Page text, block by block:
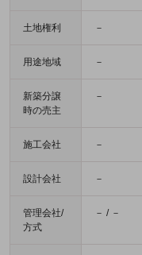
土地権利 －
用途地域 －
新築分譲
時の売主
－
施工会社 －
設計会社 －
管理会社/
方式
－ / －